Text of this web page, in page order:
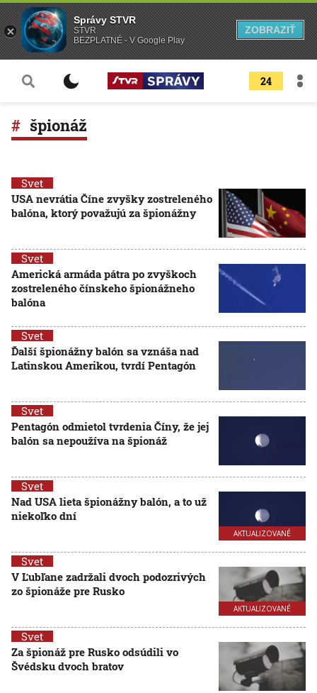
24
špionáž
Svet
USA nevrátia Číne zvyšky zostreleného
balóna, ktorý považujú za špionážny
Svet
Americká armáda pátra po zvyškoch
zostreleného čínskeho špionážneho
balóna
Svet
Ďalší špionážny balón sa vznáša nad
Latinskou Amerikou, tvrdí Pentagón
Svet
Pentagón odmietol tvrdenia Číny, že jej
balón sa nepoužíva na špionáž
AKTUALIZOVANÉ
Svet
Nad USA lieta špionážny balón, a to už
niekoľko dní
AKTUALIZOVANÉ
Svet
V Ľubľane zadržali dvoch podozrivých
zo špionáže pre Rusko
Svet
Za špionáž pre Rusko odsúdili vo
Švédsku dvoch bratov
Správy STVR
STVR
BEZPLATNÉ - V Google Play
ZOBRAZIŤ